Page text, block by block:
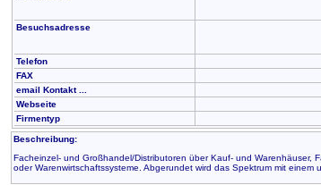
Besuchsadresse
Telefon
FAX
email Kontakt ...
Webseite
Firmentyp
Beschreibung:
Facheinzel- und Großhandel/Distributoren über Kauf- und
oder Warenwirtschaftssysteme. Abgerundet wird das Spektrum mit